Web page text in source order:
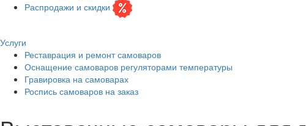
Распродажи и скидки
Услуги
Реставрация и ремонт самоваров
Оснащение самоваров регуляторами температуры
Гравировка на самоварах
Роспись самоваров на заказ